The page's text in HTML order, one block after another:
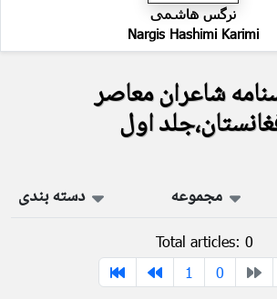
نرگس هاشمی
Nargis Hashimi Karimi
شاعران معاصر
اول
مجموعه دسته بندی
Total articles: 0
1
0